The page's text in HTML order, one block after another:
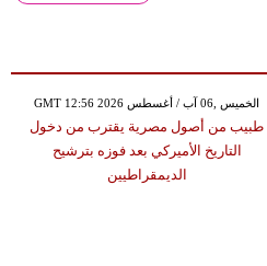
GMT 12:56 2026 الخميس ,06 آب / أغسطس
طبيب من أصول مصرية يقترب من دخول
التاريخ الأميركي بعد فوزه بترشيح
الديمقراطيين